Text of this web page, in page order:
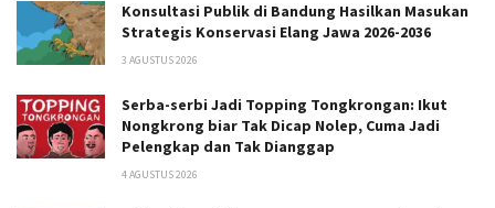
Konsultasi Publik di Bandung Hasilkan Masukan
Strategis Konservasi Elang Jawa 2026-2036
3 AGUSTUS 2026
Serba-serbi Jadi Topping Tongkrongan: Ikut
Nongkrong biar Tak Dicap Nolep, Cuma Jadi
Pelengkap dan Tak Dianggap
4 AGUSTUS 2026